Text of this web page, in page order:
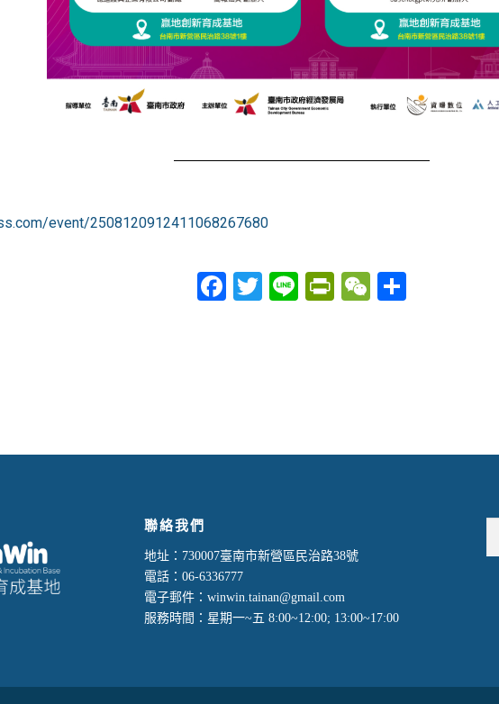
event/2508120912411068267680
Facebook
Twitter
LinePrintFriendly
WeChat
聯絡我們
地址：730007臺南市新營區民治路38號
電話：06-6336777
電子郵件：winwin.tainan@gmail.com
服務時間：星期一~五 8:00~12:00; 13:00~17:00